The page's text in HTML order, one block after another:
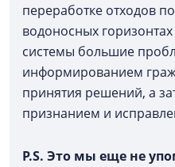
переработке отходов
водоносных
системы большие
информированием
принятия решений, а
признанием и
P.S. Это мы еще не